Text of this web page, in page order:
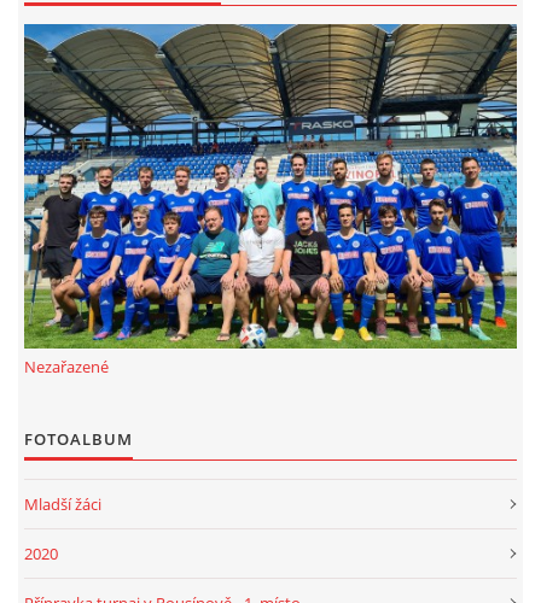
ARCHÍV
DOTACE
FKD, z.s.
Drnovice 704
68304 Drnovice
ičo 27005305
č.ú. 3227086359 / 0800
© 2026 eStránky.cz |RSS
Nezařazené
FOTOALBUM
Mladší žáci
2020